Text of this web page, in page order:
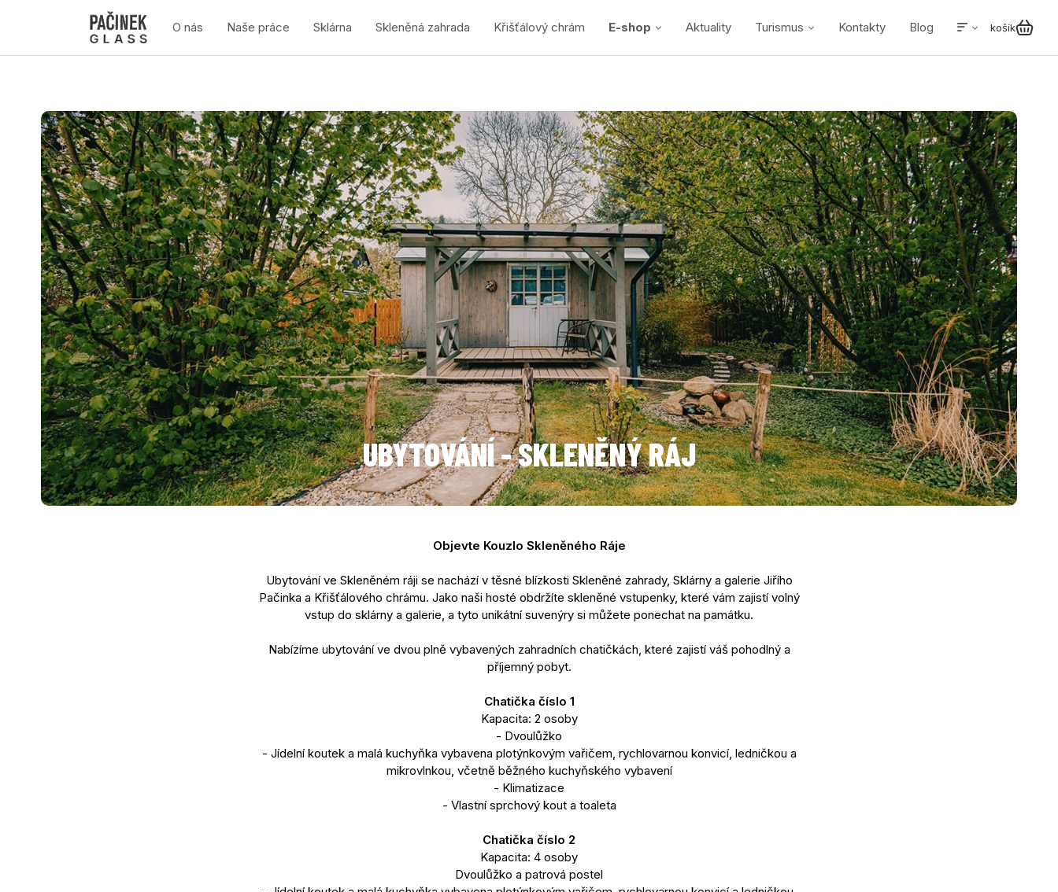
O nás Naše práce Sklárna Skleněná zahrada Křišťálový chrám E-shop Aktuality Turismus Kontakty Blog košík
UBYTOVÁNÍ - SKLENĚNÝ RÁJ
Objevte Kouzlo Skleněného Ráje
Ubytování ve Skleněném ráji se nachází v těsné blízkosti Skleněné zahrady, Sklárny a galerie Jiřího
Pačinka a Křišťálového chrámu. Jako naši hosté obdržíte skleněné vstupenky, které vám zajistí volný
vstup do sklárny a galerie, a tyto unikátní suvenýry si můžete ponechat na památku.
Nabízíme ubytování ve dvou plně vybavených zahradních chatičkách, které zajistí váš pohodlný a
příjemný pobyt.
Chatička číslo 1
Kapacita: 2 osoby
- Dvoulůžko
- Jídelní koutek a malá kuchyňka vybavena plotýnkovým vařičem, rychlovarnou konvicí, ledničkou a
mikrovlnkou, včetně běžného kuchyňského vybavení
- Klimatizace
- Vlastní sprchový kout a toaleta
Chatička číslo 2
Kapacita: 4 osoby
Dvoulůžko a patrová postel